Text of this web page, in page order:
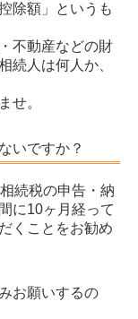
除額」というも
不動産などの財
続人は何人か、
せ。
いですか？
続税の申告・納
に10ヶ月経って
くことをお勧め
お願いするの